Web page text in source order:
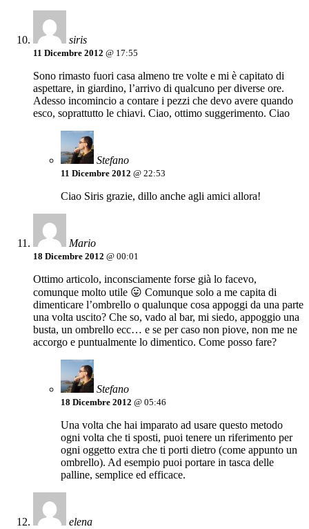
siris
11 Dicembre 2012 @ 17:55
Sono rimasto fuori casa almeno tre volte e mi è capitato di
aspettare, in giardino, l’arrivo di qualcuno per diverse ore.
Adesso incomincio a contare i pezzi che devo avere quando
esco, soprattutto le chiavi. Ciao, ottimo suggerimento. Ciao
Stefano
11 Dicembre 2012 @ 22:53
Ciao Siris grazie, dillo anche agli amici allora!
Mario
18 Dicembre 2012 @ 00:01
Ottimo articolo, inconsciamente forse già lo facevo,
comunque molto utile 😛 Comunque solo a me capita di
dimenticare l’ombrello o qualunque cosa appoggi da una parte
una volta uscito? Che so, vado al bar, mi siedo, appoggio una
busta, un ombrello ecc… e se per caso non piove, non me ne
accorgo e puntualmente lo dimentico. Come posso fare?
Stefano
18 Dicembre 2012 @ 05:46
Una volta che hai imparato ad usare questo metodo
ogni volta che ti sposti, puoi tenere un riferimento per
ogni oggetto extra che ti porti dietro (come appunto un
ombrello). Ad esempio puoi portare in tasca delle
palline, semplice ed efficace.
elena